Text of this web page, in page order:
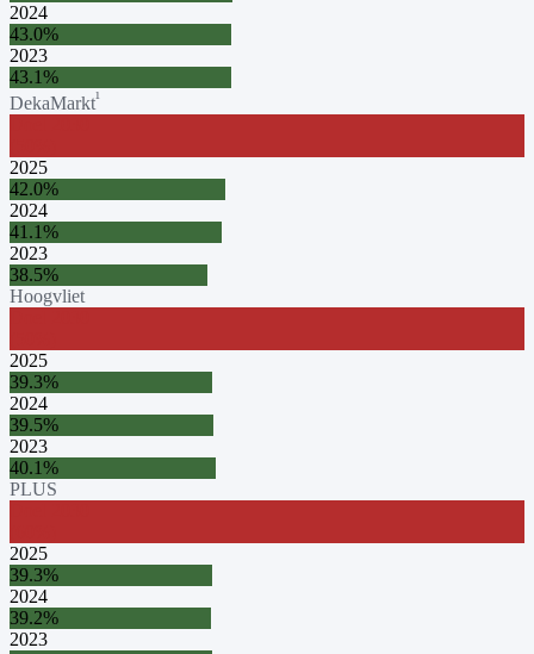
2024
43.0%
2023
43.1%
DekaMarkt¹
2025
42.0%
2024
41.1%
2023
38.5%
Hoogvliet
2025
39.3%
2024
39.5%
2023
40.1%
PLUS
2025
39.3%
2024
39.2%
2023